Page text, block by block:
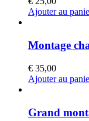
Ajouter au
Montage
€ 35,00
Ajouter au
Grand